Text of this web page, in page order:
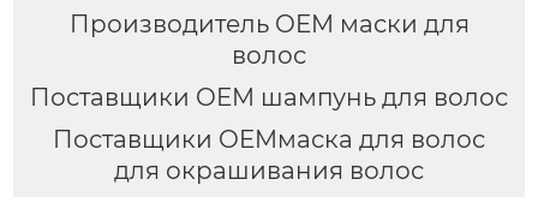
Производитель OEM маски для
волос
Поставщики OEM шампунь для волос
Поставщики OEMмаска для волос
для окрашивания волос